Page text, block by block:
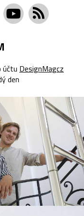
účtu DesignMagcz
den